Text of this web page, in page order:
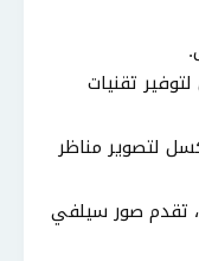
لتوفير تقنيات
ميجابكسل لتصوير مناظر
تقدم صور سيلفي